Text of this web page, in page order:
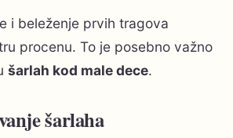
i beleženje prvih tragova
procenu. To je posebno važno
šarlah kod male dece.
šarlaha